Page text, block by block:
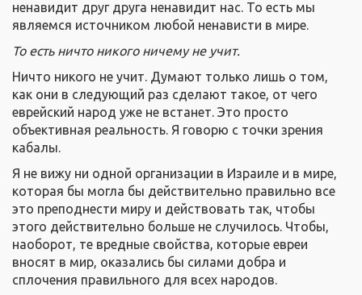
ненавидит друг друга ненавидит нас. То есть мы
являемся источником любой ненависти в мире.
То есть ничто никого ничему не учит.
Ничто никого не учит. Думают только лишь о том,
как они в следующий раз сделают такое, от чего
еврейский народ уже не встанет. Это просто
объективная реальность. Я говорю с точки зрения
кабалы.
Я не вижу ни одной организации в Израиле и в мире,
которая бы могла бы действительно правильно все
это преподнести миру и действовать так, чтобы
этого действительно больше не случилось. Чтобы,
наоборот, те вредные свойства, которые евреи
вносят в мир, оказались бы силами добра и
сплочения правильного для всех народов.